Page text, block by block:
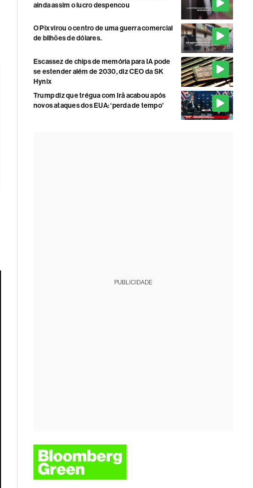
ainda assim o lucro despencou
O Pix virou o centro de uma guerra comercial
de bilhões de dólares.
Escassez de chips de memória para IA pode
se estender além de 2030, diz CEO da SK
Hynix
Trump diz que trégua com Irã acabou após
novos ataques dos EUA: ‘perda de tempo'
PUBLICIDADE